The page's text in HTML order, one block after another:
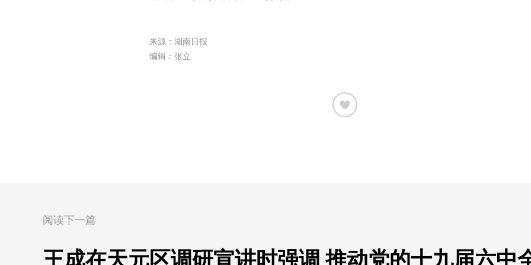
来源：湖南日报
编辑：张立
阅读下一篇
王成在天元区调研宣讲时强调 推动党的十九届六中